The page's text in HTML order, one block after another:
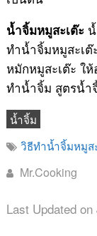
น้ำจิ้มหมูสะเต๊ะน้
ทำน้ำจิ้มหมูสะเต๊
หมักหมูสะเต๊ะ ใ
ทำน้ำจิ้ม สูตรน้ำ
น้ำจิ้ม
วิธีทำน้ำจิ้มหมูส
Mr.Cooking
Last Updated